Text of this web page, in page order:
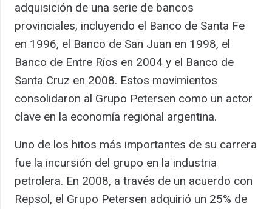
adquisición de una serie de bancos
provinciales, incluyendo el Banco de Santa Fe
en 1996, el Banco de San Juan en 1998, el
Banco de Entre Ríos en 2004 y el Banco de
Santa Cruz en 2008. Estos movimientos
consolidaron al Grupo Petersen como un actor
clave en la economía regional argentina.
Uno de los hitos más importantes de su carrera
fue la incursión del grupo en la industria
petrolera. En 2008, a través de un acuerdo con
Repsol, el Grupo Petersen adquirió un 25% de